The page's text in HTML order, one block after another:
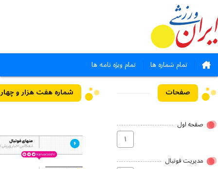
تمام شماره ها تمام ویژه نامه ها
صفحات
صفحه اول
۱
مدیریت فوتبال